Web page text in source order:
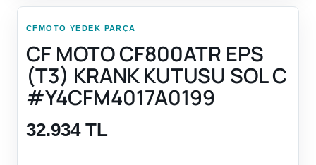
CFMOTO YEDEK PARÇA
CF MOTO CF800ATR EPS
(T3) KRANK KUTUSU SOL C
#Y4CFM4017A0199
32.934 TL